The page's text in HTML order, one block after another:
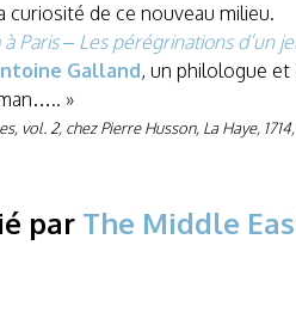
curiosité de ce nouveau milieu.
à Paris – Les pérégrinations d’un
Galland, un philologue et
»
2, chez Pierre Husson, La Haye,
par The Middle